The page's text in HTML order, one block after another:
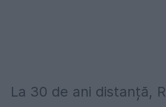
La 30 de ani distanță,